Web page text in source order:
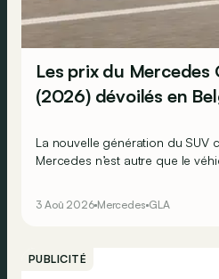
Les prix du Mercedes
(2026) dévoilés en
La nouvelle génération du SUV
Mercedes n’est autre que le
3 Aoû 2026 Mercedes GLA
PUBLICITÉ